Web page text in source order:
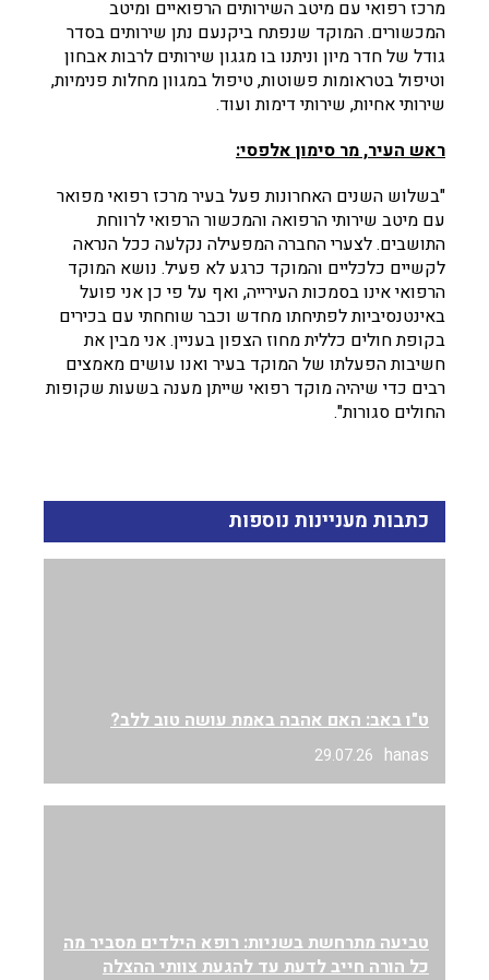
מרכז רפואי עם מיטב השירותים הרפואיים ומיטב
המכשורים. המוקד שנפתח ביקנעם נתן שירותים בסדר
גודל של חדר מיון וניתנו בו מגגון שירותים לרבות אבחון
וטיפול בטראומות פשוטות, טיפול במגוון מחלות פנימיות,
שירותי אחיות, שירותי דימות ועוד.
ראש העיר, מר סימון אלפסי:
"בשלוש השנים האחרונות פעל בעיר מרכז רפואי מפואר
עם מיטב שירותי הרפואה והמכשור הרפואי לרווחת
התושבים. לצערי החברה המפעילה נקלעה ככל הנראה
לקשיים כלכליים והמוקד כרגע לא פעיל. נושא המוקד
הרפואי אינו בסמכות העירייה, ואף על פי כן אני פועל
באינטנסיביות לפתיחתו מחדש וכבר שוחחתי עם בכירים
בקופת חולים כללית מחוז הצפון בעניין. אני מבין את
חשיבות הפעלתו של המוקד בעיר ואנו עושים מאמצים
רבים כדי שיהיה מוקד רפואי שייתן מענה בשעות שקופות
החולים סגורות".
כתבות מעניינות נוספות
ט"ו באב: האם אהבה באמת עושה טוב ללב?
hanas
29.07.26
טביעה מתרחשת בשניות: רופא הילדים מסביר מה
כל הורה חייב לדעת עד להגעת צוותי ההצלה